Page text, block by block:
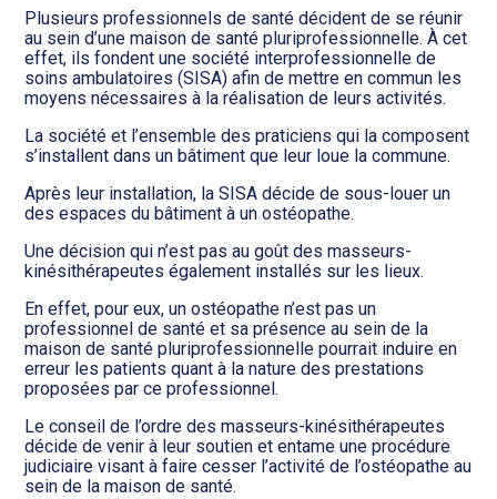
Plusieurs professionnels de santé décident de se réunir
au sein d’une maison de santé pluriprofessionnelle. À cet
effet, ils fondent une société interprofessionnelle de
soins ambulatoires (SISA) afin de mettre en commun les
moyens nécessaires à la réalisation de leurs activités.
La société et l’ensemble des praticiens qui la composent
s’installent dans un bâtiment que leur loue la commune.
Après leur installation, la SISA décide de sous-louer un
des espaces du bâtiment à un ostéopathe.
Une décision qui n’est pas au goût des masseurs-
kinésithérapeutes également installés sur les lieux.
En effet, pour eux, un ostéopathe n’est pas un
professionnel de santé et sa présence au sein de la
maison de santé pluriprofessionnelle pourrait induire en
erreur les patients quant à la nature des prestations
proposées par ce professionnel.
Le conseil de l’ordre des masseurs-kinésithérapeutes
décide de venir à leur soutien et entame une procédure
judiciaire visant à faire cesser l’activité de l’ostéopathe au
sein de la maison de santé.